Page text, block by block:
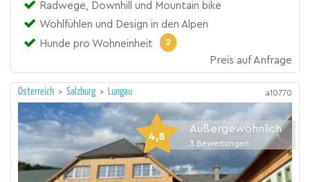
Radwege, Downhill und Mountain bike
Wohlfühlen und Design in den Alpen
Hunde pro Wohneinheit
2
Preis auf Anfrage
Österreich > Salzburg > Lungau a10770
4,8
Außergewöhnlich
3 Bewertungen